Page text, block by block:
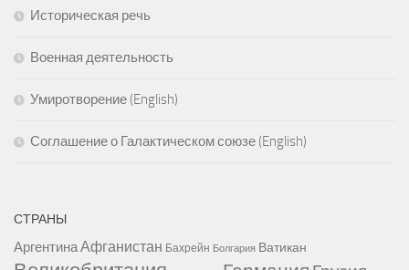
Историческая речь
Военная деятельность
Умиротворение (English)
Соглашение о Галактическом союзе (English)
СТРАНЫ
АргентинаАфганистан Бахрейн Болгария Ватикан